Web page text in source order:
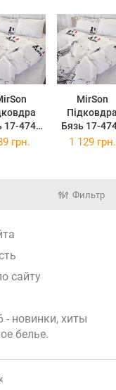
17-4743
175 x 210
MirSon
Бязь 17-
Paris 200 x
грн. 1 129 грн.
Фильтр
сайту
- новинки, хиты
белье.